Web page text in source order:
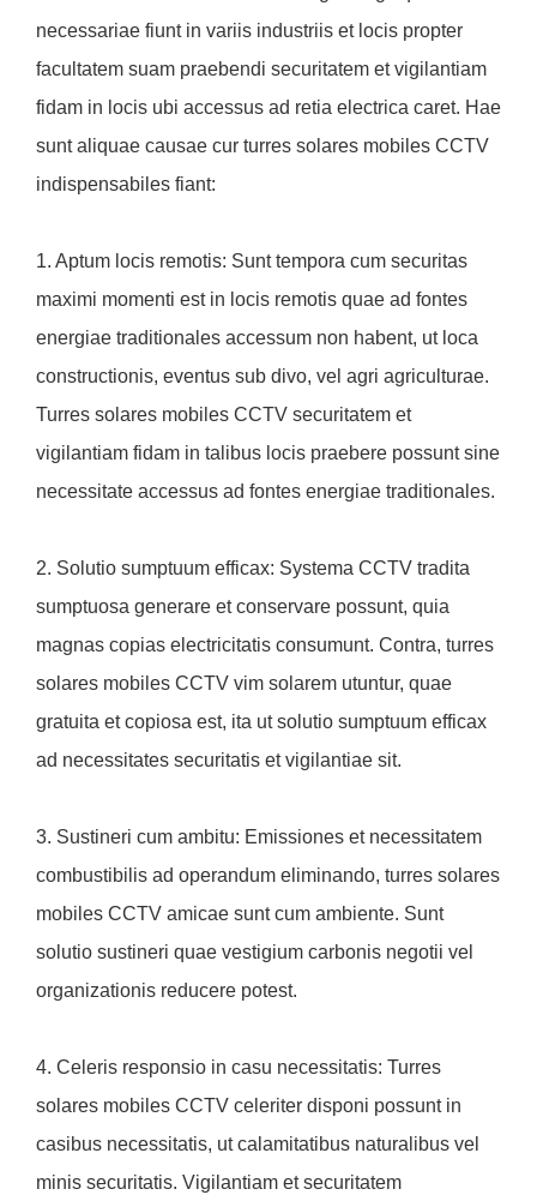
necessariae fiunt in variis industriis et locis propter
facultatem suam praebendi securitatem et vigilantiam
fidam in locis ubi accessus ad retia electrica caret. Hae
sunt aliquae causae cur turres solares mobiles CCTV
indispensabiles fiant:
1. Aptum locis remotis: Sunt tempora cum securitas
maximi momenti est in locis remotis quae ad fontes
energiae traditionales accessum non habent, ut loca
constructionis, eventus sub divo, vel agri agriculturae.
Turres solares mobiles CCTV securitatem et
vigilantiam fidam in talibus locis praebere possunt sine
necessitate accessus ad fontes energiae traditionales.
2. Solutio sumptuum efficax: Systema CCTV tradita
sumptuosa generare et conservare possunt, quia
magnas copias electricitatis consumunt. Contra, turres
solares mobiles CCTV vim solarem utuntur, quae
gratuita et copiosa est, ita ut solutio sumptuum efficax
ad necessitates securitatis et vigilantiae sit.
3. Sustineri cum ambitu: Emissiones et necessitatem
combustibilis ad operandum eliminando, turres solares
mobiles CCTV amicae sunt cum ambiente. Sunt
solutio sustineri quae vestigium carbonis negotii vel
organizationis reducere potest.
4. Celeris responsio in casu necessitatis: Turres
solares mobiles CCTV celeriter disponi possunt in
casibus necessitatis, ut calamitatibus naturalibus vel
minis securitatis. Vigilantiam et securitatem